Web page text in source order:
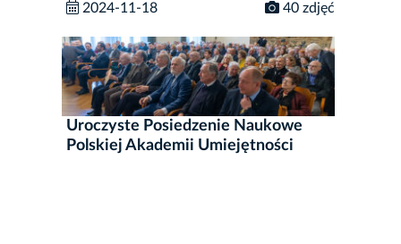
2024-11-18 40 zdjęć
Uroczyste Posiedzenie Naukowe
Polskiej Akademii Umiejętności